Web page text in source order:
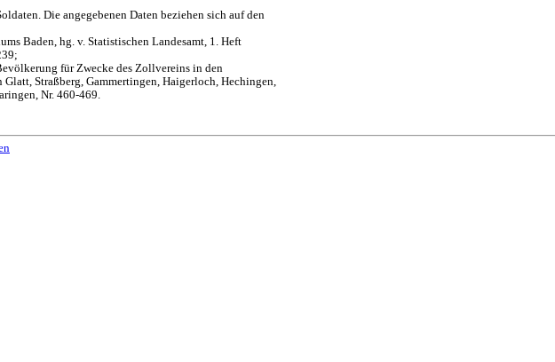
Die angegebenen Daten beziehen sich auf den
Baden, hg. v. Statistischen Landesamt, 1. Heft
für Zwecke des Zollvereins in den
Straßberg, Gammertingen, Haigerloch, Hechingen,
Nr. 460-469.